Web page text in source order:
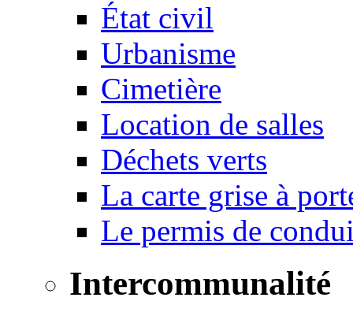
État civil
Urbanisme
Cimetière
Location de salles
Déchets verts
La carte grise à
Le permis de
Intercommunalité